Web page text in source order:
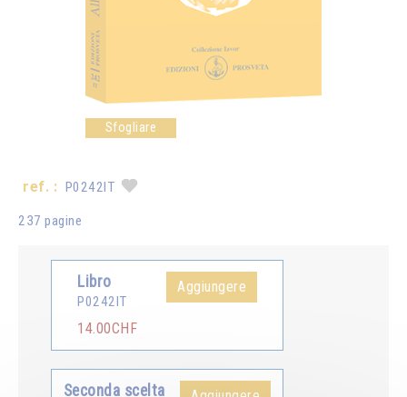
Sfogliare
ref. : P0242IT
237 pagine
Libro
P0242IT
14.00CHF
Aggiungere
Seconda scelta